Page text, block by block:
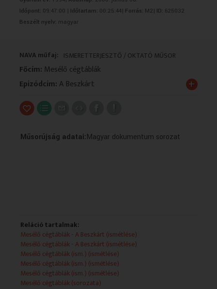
Időpont: 09:47:00 | Időtartam: 00:25:44| Forrás: M2| ID: 625032
Beszélt nyelv: magyar
NAVA műfaj: ISMERETTERJESZTŐ / OKTATÓ MŰSOR
Főcím: Mesélő cégtáblák
Epizódcím:A Beszkárt +
Műsorújság adatai:Magyar dokumentum sorozat
Reláció tartalmak:
Mesélő cégtáblák - A Beszkárt (ismétlése)
Mesélő cégtáblák - A Beszkárt (ismétlése)
Mesélő cégtáblák (ism.) (ismétlése)
Mesélő cégtáblák (ism.) (ismétlése)
Mesélő cégtáblák (ism.) (ismétlése)
Mesélő cégtáblák (sorozata)